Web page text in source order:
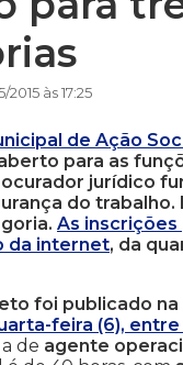
às 17:25
de Ação
para as
jurídico
do trabalho.
As
da internet, da
foi publicado na
feira (6), entre
de agente